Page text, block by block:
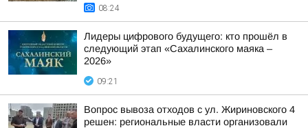
08:24
Лидеры цифрового будущего: кто прошёл в
следующий этап «Сахалинского маяка –
2026»
09:21
Вопрос вывоза отходов с ул. Жириновского 4
решен: региональные власти организовали